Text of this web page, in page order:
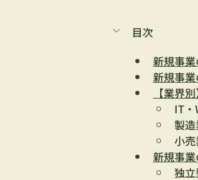
目次
新規事
新規事
【業界
IT・
製
小
新規事
独